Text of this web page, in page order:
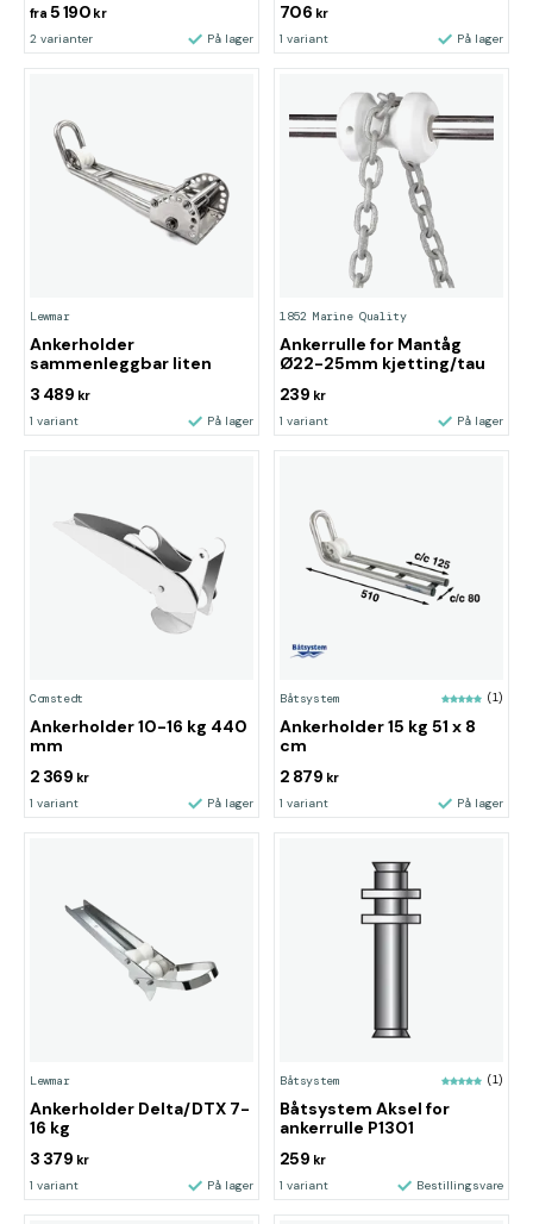
fra 5 190 kr
2 varianter På lager
706 kr
1 variant På lager
Lewmar
Ankerholder
sammenleggbar liten
3 489 kr
1 variant På lager
1852 Marine Quality
Ankerrulle for Mantåg
Ø22-25mm kjetting/tau
239 kr
1 variant På lager
Comstedt
Ankerholder 10-16 kg 440
mm
2 369 kr
1 variant På lager
Båtsystem (1)
Ankerholder 15 kg 51 x 8
cm
2 879 kr
1 variant På lager
Lewmar
Ankerholder Delta/DTX 7-
16 kg
3 379 kr
1 variant På lager
Båtsystem (1)
Båtsystem Aksel for
ankerrulle P1301
259 kr
1 variant Bestillingsvare